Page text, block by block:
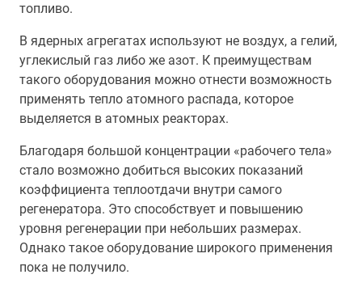
топливо.
В ядерных агрегатах используют не воздух, а гелий,
углекислый газ либо же азот. К преимуществам
такого оборудования можно отнести возможность
применять тепло атомного распада, которое
выделяется в атомных реакторах.
Благодаря большой концентрации «рабочего тела»
стало возможно добиться высоких показаний
коэффициента теплоотдачи внутри самого
регенератора. Это способствует и повышению
уровня регенерации при небольших размерах.
Однако такое оборудование широкого применения
пока не получило.